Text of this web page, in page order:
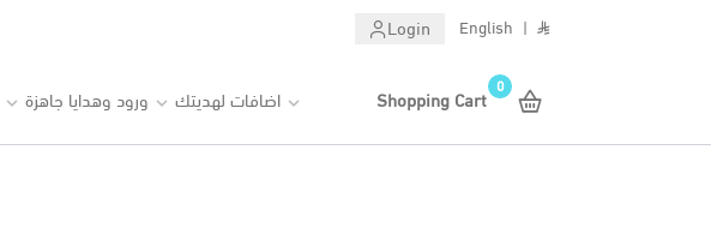
Login English |
ورود وهدايا جاهزة اضافات لهديتك Shopping Cart
0